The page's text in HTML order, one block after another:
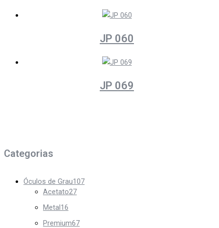
JP 060
JP 069
Categorias
Óculos de Grau107
Acetato27
Metal16
Premium67